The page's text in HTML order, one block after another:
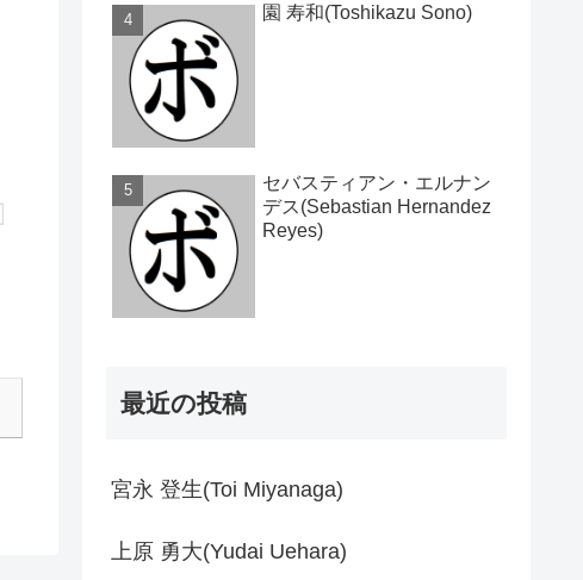
園 寿和(Toshikazu Sono)
セバスティアン・エルナン
デス(Sebastian Hernandez
Reyes)
最近の投稿
宮永 登生(Toi Miyanaga)
上原 勇大(Yudai Uehara)